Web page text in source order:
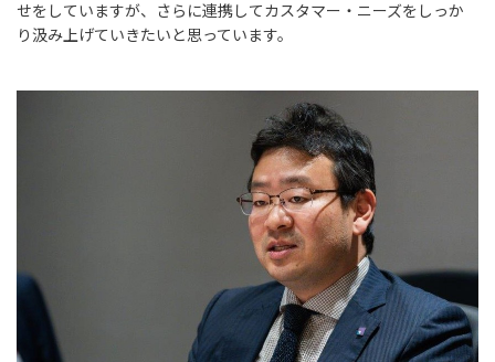
せをしていますが、さらに連携してカスタマー・ニーズをしっか
り汲み上げていきたいと思っています。